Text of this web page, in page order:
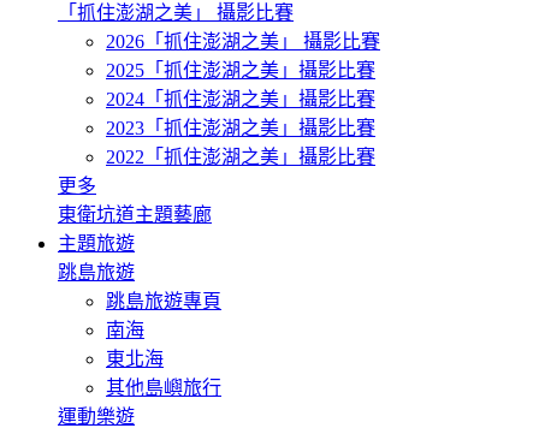
「抓住澎湖之美」 攝影比賽
2026「抓住澎湖之美」 攝影比賽
2025「抓住澎湖之美」攝影比賽
2024「抓住澎湖之美」攝影比賽
2023「抓住澎湖之美」攝影比賽
2022「抓住澎湖之美」攝影比賽
更多
東衛坑道主題藝廊
主題旅遊
跳島旅遊
跳島旅遊專頁
南海
東北海
其他島嶼旅行
運動樂遊